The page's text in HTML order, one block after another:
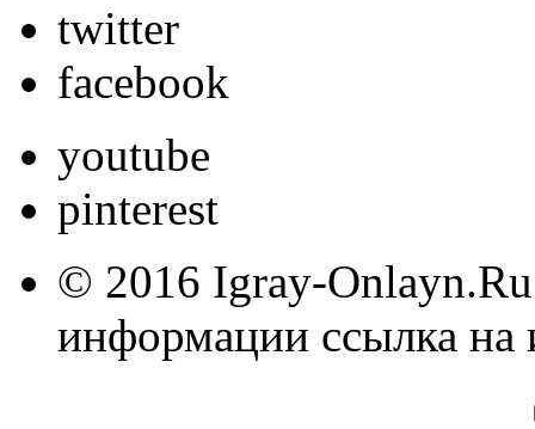
twitter
facebook
youtube
pinterest
© 2016 Igray-
информации ссылка на